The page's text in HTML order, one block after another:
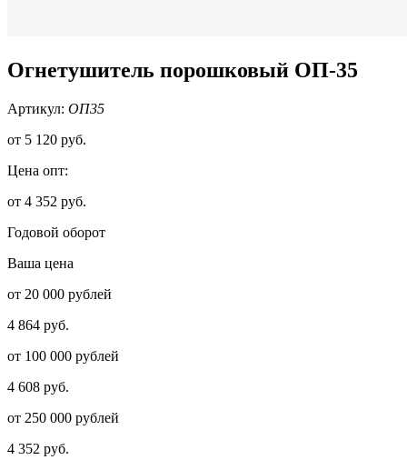
Огнетушитель порошковый ОП-35
Артикул: ОП35
от 5 120 руб.
Цена опт:
от 4 352 руб.
Годовой оборот
Ваша цена
от 20 000 рублей
4 864 руб.
от 100 000 рублей
4 608 руб.
от 250 000 рублей
4 352 руб.